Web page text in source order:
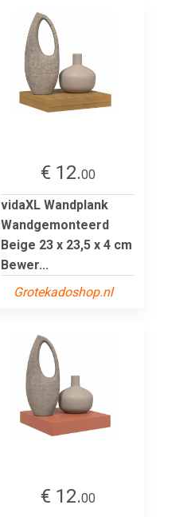
€ 12.00
vidaXL Wandplank
Wandgemonteerd
Beige 23 x 23,5 x 4 cm
Bewer...
Grotekadoshop.nl
€ 12.00